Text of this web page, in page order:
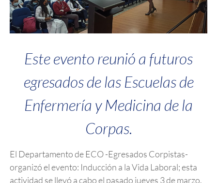
Este evento reunió a futuros
egresados de las Escuelas de
Enfermería y Medicina de la
Corpas.
El Departamento de ECO -Egresados Corpistas-
organizó el evento: Inducción a la Vida Laboral; esta
actividad se llevó a cabo el pasado jueves 3 de marzo,